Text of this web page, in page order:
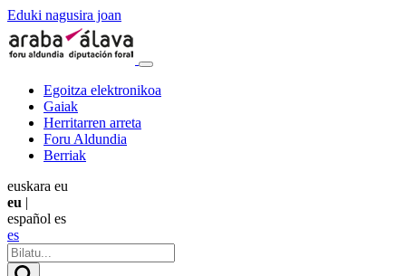
Eduki nagusira joan
Egoitza elektronikoa
Gaiak
Herritarren arreta
Foru Aldundia
Berriak
euskara eu
eu |
español es
es